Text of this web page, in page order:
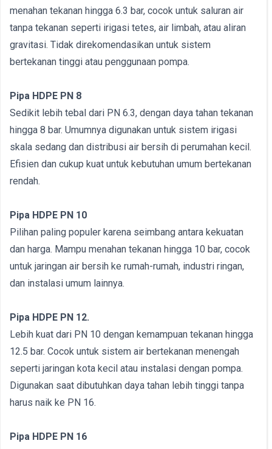
menahan tekanan hingga 6.3 bar, cocok untuk saluran air
tanpa tekanan seperti irigasi tetes, air limbah, atau aliran
gravitasi. Tidak direkomendasikan untuk sistem
bertekanan tinggi atau penggunaan pompa.
Pipa HDPE PN 8
Sedikit lebih tebal dari PN 6.3, dengan daya tahan tekanan
hingga 8 bar. Umumnya digunakan untuk sistem irigasi
skala sedang dan distribusi air bersih di perumahan kecil.
Efisien dan cukup kuat untuk kebutuhan umum bertekanan
rendah.
Pipa HDPE PN 10
Pilihan paling populer karena seimbang antara kekuatan
dan harga. Mampu menahan tekanan hingga 10 bar, cocok
untuk jaringan air bersih ke rumah-rumah, industri ringan,
dan instalasi umum lainnya.
Pipa HDPE PN 12.
Lebih kuat dari PN 10 dengan kemampuan tekanan hingga
12.5 bar. Cocok untuk sistem air bertekanan menengah
seperti jaringan kota kecil atau instalasi dengan pompa.
Digunakan saat dibutuhkan daya tahan lebih tinggi tanpa
harus naik ke PN 16.
Pipa HDPE PN 16